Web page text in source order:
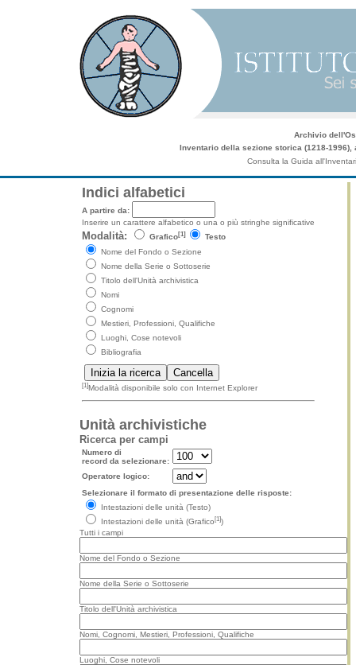
Archivio
Inventario della sezione storica (1218-
Consulta la Guida
Indici alfabetici
A partire da:
Inserire un carattere alfabetico o una o più stringhe significative
Modalità: Grafico[1]
Testo
Nome del Fondo o Sezione
Nome della Serie o Sottoserie
Titolo dell'Unità archivistica
Nomi
Cognomi
Mestieri, Professioni, Qualifiche
Luoghi, Cose notevoli
Bibliografia
[1]Modalità disponibile solo con Internet Explorer
Unità archivistiche
Ricerca per campi
Numero di
record da selezionare:
Operatore logico:
Selezionare il formato di presentazione delle risposte:
Intestazioni delle unità (Testo)
Intestazioni delle unità (Grafico[1])
Tutti i campi
Nome del Fondo o Sezione
Nome della Serie o Sottoserie
Titolo dell'Unità archivistica
Nomi, Cognomi, Mestieri, Professioni, Qualifiche
Luoghi, Cose notevoli